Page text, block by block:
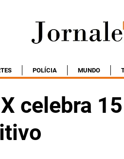
POLÍCIA MUNDO
celebra